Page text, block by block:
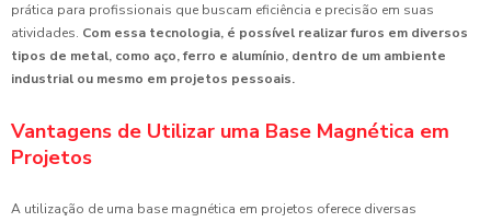
prática para profissionais que buscam eficiência e precisão em suas
atividades. Com essa tecnologia, é possível realizar furos em diversos
tipos de metal, como aço, ferro e alumínio, dentro de um ambiente
industrial ou mesmo em projetos pessoais.
Vantagens de Utilizar uma Base Magnética em
Projetos
A utilização de uma base magnética em projetos oferece diversas